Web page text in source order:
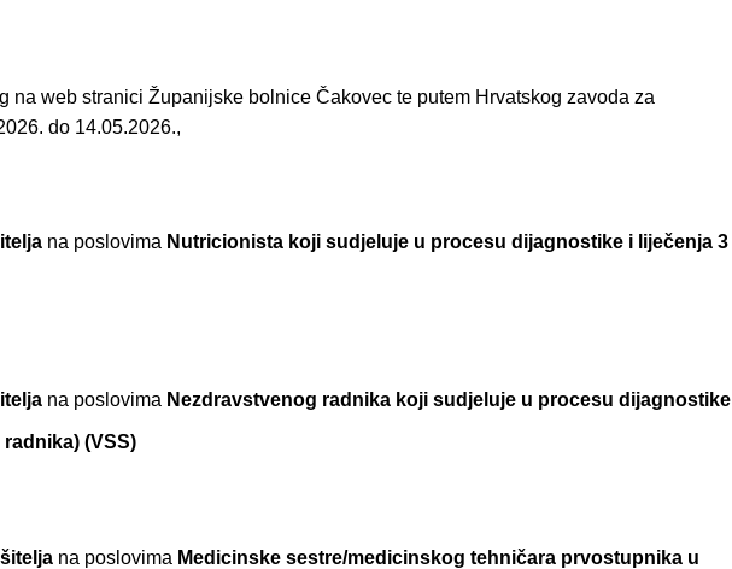
na web stranici Županijske bolnice Čakovec te putem Hrvatskog zavoda za
do 14.05.2026.,
na poslovima Nutricionista koji sudjeluje u procesu dijagnostike i liječenja 3
na poslovima Nezdravstvenog radnika koji sudjeluje u procesu dijagnostike
(VSS)
na poslovima Medicinske sestre/medicinskog tehničara prvostupnika u